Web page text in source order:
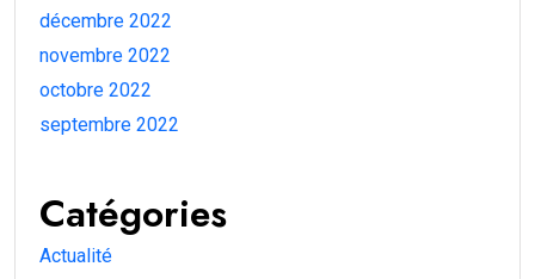
décembre 2022
novembre 2022
octobre 2022
septembre 2022
Catégories
Actualité